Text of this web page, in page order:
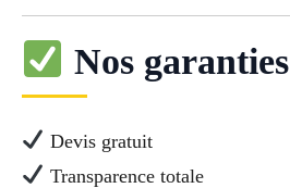
Nos garanties
Devis gratuit
Transparence totale